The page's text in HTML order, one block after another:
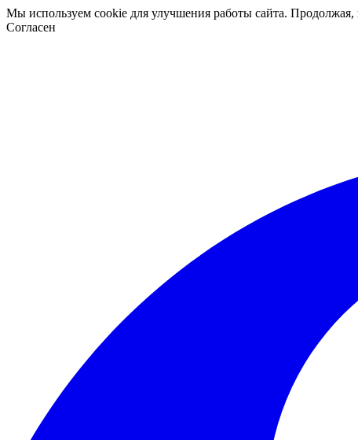
Мы используем cookie для улучшения работы сайта. Продолжая,
Согласен